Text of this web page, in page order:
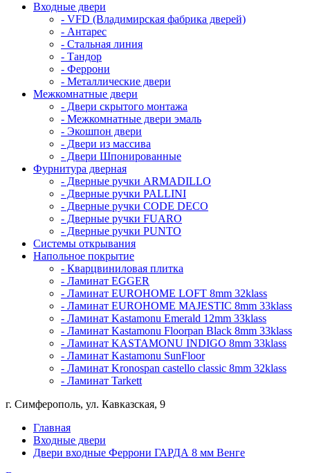
Входные двери
- VFD (Владимирская фабрика дверей)
- Антарес
- Стальная линия
- Тандор
- Феррони
- Металлические двери
Межкомнатные двери
- Двери скрытого монтажа
- Межкомнатные двери эмаль
- Экошпон двери
- Двери из массива
- Двери Шпонированные
Фурнитура дверная
- Дверные ручки ARMADILLO
- Дверные ручки PALLINI
- Дверные ручки CODE DECO
- Дверные ручки FUARO
- Дверные ручки PUNTO
Системы открывания
Напольное покрытие
- Кварцвиниловая плитка
- Ламинат EGGER
- Ламинат EUROHOME LOFT 8mm 32klass
- Ламинат EUROHOME MAJESTIC 8mm 33klass
- Ламинат Kastamonu Emerald 12mm 33klass
- Ламинат Kastamonu Floorpan Black 8mm 33klass
- Ламинат KASTAMONU INDIGO 8mm 33klass
- Ламинат Kastamonu SunFloor
- Ламинат Kronospan castello classic 8mm 32klass
- Ламинат Tarkett
г. Симферополь, ул. Кавказская, 9
Главная
Входные двери
Двери входные Феррони ГАРДА 8 мм Венге